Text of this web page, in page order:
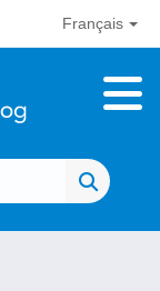
Français